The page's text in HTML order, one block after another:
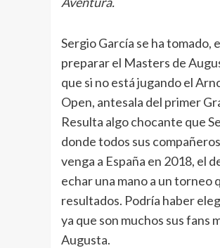
Sergio García se ha tomado,
preparar el Masters de
que si no está jugando el
Open, antesala del primer
Resulta algo chocante que
donde todos sus
venga a España en 2018, el
echar una mano a un torneo
resultados. Podría haber
ya que son muchos sus fans
Augusta.